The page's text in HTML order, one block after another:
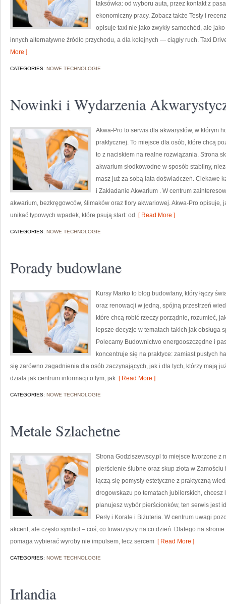
taksówka: od wyboru auta, przez kontakt z
ekonomiczny pracy. Zobacz także Testy i
opisuje taxi nie jako zwykły samochód, ale
innych alternatywne źródło przychodu, a dla kolejnych — ciągły ruch. Taxi
More ]
CATEGORIES: NOWE TECHNOLOGIE
Nowinki i Wydarzenia
Akwa-Pro to serwis dla akwarystów, w którym
praktycznej. To miejsce dla osób, które chcą
to z naciskiem na realne rozwiązania. Strona
akwarium słodkowodne w sposób stabilny,
masz już za sobą lata doświadczeń. Ciekawe
i Zakładanie Akwarium . W centrum
akwarium, bezkręgowców, ślimaków oraz flory akwariowej. Akwa-Pro
unikać typowych wpadek, które psują start: od
[ Read More ]
CATEGORIES: NOWE TECHNOLOGIE
Porady budowlane
Kursy Marko to blog budowlany, który łączy
oraz renowacji w jedną, spójną przestrzeń
które chcą robić rzeczy porządnie, rozumieć,
lepsze decyzje w tematach takich jak
Polecamy Budownictwo energooszczędne i
koncentruje się na praktyce: zamiast pustych
się zarówno zagadnienia dla osób zaczynających, jak i dla tych, którzy mają
działa jak centrum informacji o tym, jak [ Read More ]
CATEGORIES: NOWE TECHNOLOGIE
Metale Szlachetne
Strona Godziszewscy.pl to miejsce tworzone
pierścienie ślubne oraz skup złota w
łączą się pomysły estetyczne z praktyczną
drogowskazu po tematach jubilerskich,
planujesz wybór pierścionków, ten serwis jest
Perły i Korale i Biżuteria. W centrum uwagi
akcent, ale często symbol – coś, co towarzyszy na co dzień. Dlatego na
pomaga wybierać wyroby nie impulsem, lecz sercem [ Read More ]
CATEGORIES: NOWE TECHNOLOGIE
Irlandia